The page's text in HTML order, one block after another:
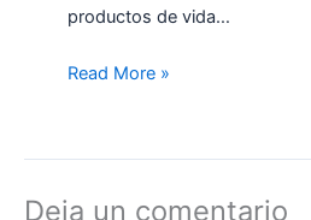
productos de vida…
Read More »
Deja un comentario